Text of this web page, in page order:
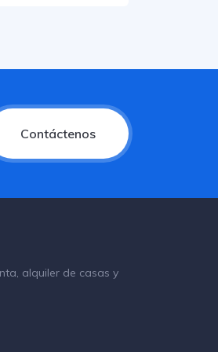
Contáctenos
alquiler de casas y